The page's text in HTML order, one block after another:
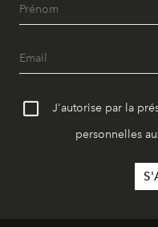
J'autorise par la
personnelles